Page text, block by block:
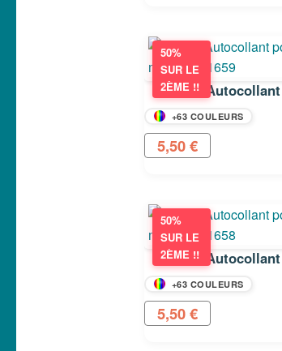
50%
SUR LE
2ÈME !!
+63 COULEURS
5,50€
50%
SUR LE
2ÈME !!
+63 COULEURS
5,50€